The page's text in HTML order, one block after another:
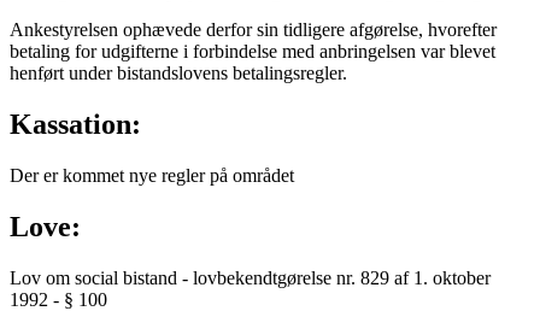
Ankestyrelsen ophævede derfor sin tidligere afgørelse, hvorefter
betaling for udgifterne i forbindelse med anbringelsen var blevet
henført under bistandslovens betalingsregler.
Kassation:
Der er kommet nye regler på området
Love:
Lov om social bistand - lovbekendtgørelse nr. 829 af 1. oktober
1992 - § 100